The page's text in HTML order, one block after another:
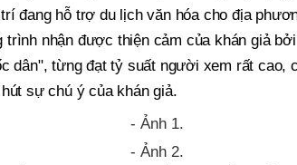
đang hỗ trợ du lịch văn hóa cho địa
nhận được thiện cảm của khán giả
dân", từng đạt tỷ suất người xem rất cao,
sự chú ý của khán giả.